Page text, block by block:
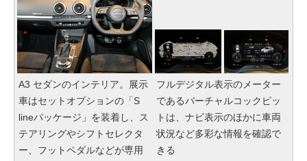
A3 セダンのインテリア。展示
車はセットオプションの「S
lineパッケージ」を装着し、ス
テアリングやシフトセレクタ
ー、フットペダルなどが専用
フルデジタル表示のメーター
であるバーチャルコックピッ
トは、ナビ表示のほかに車両
状況など多彩な情報を確認で
きる